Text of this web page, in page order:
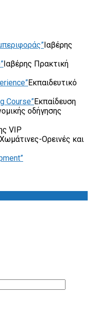
Ιαβέρης
Ιαβέρης Πρακτική
Εκπαιδευτικό
Course”Εκπαίδευση
οδήγησης
VIP
Χωμάτινες-Ορεινές και